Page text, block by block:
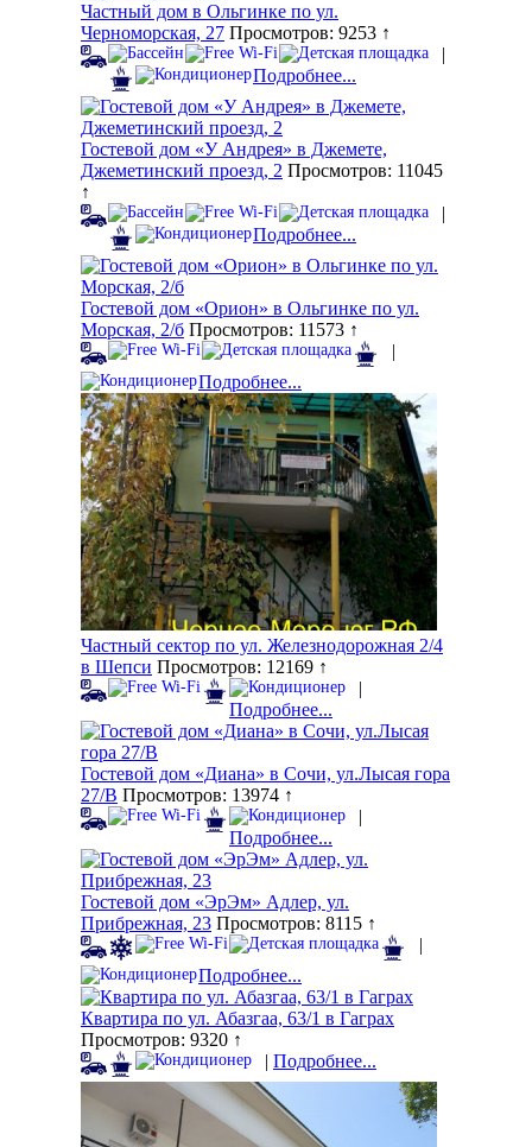
Частный дом в Ольгинке по ул.
Черноморская, 27 Просмотров: 9253 ↑
|
Подробнее...
Гостевой дом «У Андрея» в Джемете,
Джеметинский проезд, 2 Просмотров: 11045
↑
|
Подробнее...
Гостевой дом «Орион» в Ольгинке по ул.
Морская, 2/б Просмотров: 11573 ↑
|
Подробнее...
Частный сектор по ул. Железнодорожная 2/4
в Шепси Просмотров: 12169 ↑
|
Подробнее...
Гостевой дом «Диана» в Сочи, ул.Лысая гора
27/В Просмотров: 13974 ↑
|
Подробнее...
Гостевой дом «ЭрЭм» Адлер, ул.
Прибрежная, 23 Просмотров: 8115 ↑
|
Подробнее...
Квартира по ул. Абазгаа, 63/1 в Гаграх
Просмотров: 9320 ↑
| Подробнее...